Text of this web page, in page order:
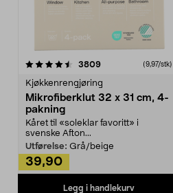
3809anmeldelser(9,97/stk)
Kjøkkenrengjøring
Mikrofiberklut 32 x 31 cm, 4-
pakning
Kåret til «soleklar favoritt» i
svenske Afton...
Utførelse: Grå/beige
39,90
Legg i handlekurv
4.5av 5 stjerner